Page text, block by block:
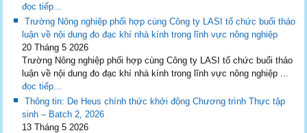
đọc tiếp...
Trường Nông nghiệp phối hợp cùng Công ty LASI tổ chức buổi thảo
luận về nội dung đo đạc khí nhà kính trong lĩnh vực nông nghiệp
20 Tháng 5 2026
Trường Nông nghiệp phối hợp cùng Công ty LASI tổ chức buổi thảo
luận về nội dung đo đạc khí nhà kính trong lĩnh vực nông nghiệp ...
đọc tiếp...
Thông tin: De Heus chính thức khởi động Chương trình Thực tập
sinh – Batch 2, 2026
13 Tháng 5 2026